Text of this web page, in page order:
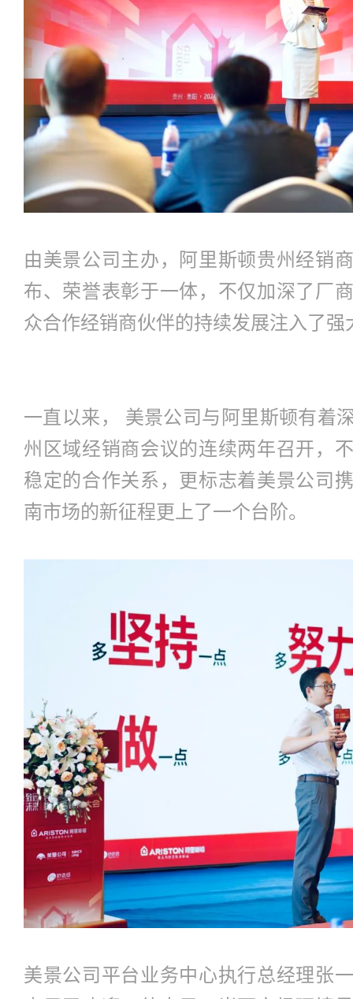
由美景公司主办，阿里斯顿贵州经销
布、荣誉表彰于一体，不仅加深了厂
众合作经销商伙伴的持续发展注入了强
一直以来， 美景公司与阿里斯顿有着
州区域经销商会议的连续两年召开，
稳定的合作关系，更标志着美景公司
南市场的新征程更上了一个台阶。
美景公司平台业务中心执行总经理张